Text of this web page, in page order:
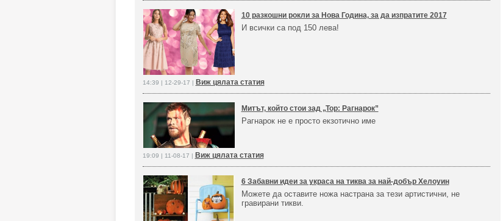
10 разкошни рокли за Нова Година, за да изпратите 2017
И всички са под 150 лева!
14:39 | 12-29-17 | Виж цялата статия
Митът, който стои зад „Тор: Рагнарок”
Рагнарок не е просто екзотично име
19:09 | 11-08-17 | Виж цялата статия
6 Забавни идеи за украса на тиква за най-добър Хелоуин
Можете да оставите ножа настрана за тези артистични, не
гравирани тикви.